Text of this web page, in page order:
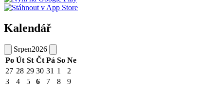
Kalendář
Srpen2026
Po Út St Čt Pá So Ne
27 28 29 30 31 1
2
3
4 5 6 7 8
9